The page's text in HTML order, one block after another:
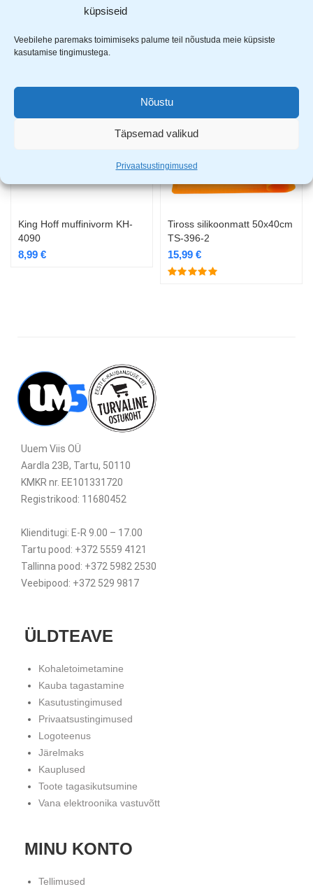
küpsiseid
Veebilehe paremaks toimimiseks palume teil nõustuda meie küpsiste
kasutamise tingimustega.
Nõustu
Täpsemad valikud
Privaatsustingimused
AVASTA SARNASEID TOOTEID
King Hoff muffinivorm KH-
4090
8,99 €
Tiross silikoonmatt 50x40cm
TS-396-2
15,99 €
Uuem Viis OÜ
Aardla 23B, Tartu, 50110
KMKR nr. EE101331720
Registrikood: 11680452
Klienditugi: E-R 9.00 – 17.00
Tartu pood: +372 5559 4121
Tallinna pood: +372 5982 2530
Veebipood: +372 529 9817
ÜLDTEAVE
Kohaletoimetamine
Kauba tagastamine
Kasutustingimused
Privaatsustingimused
Logoteenus
Järelmaks
Kauplused
Toote tagasikutsumine
Vana elektroonika vastuvõtt
MINU KONTO
Tellimused